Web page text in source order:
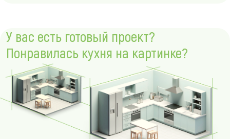
У вас есть готовый проект?
Понравилась кухня на картинке?